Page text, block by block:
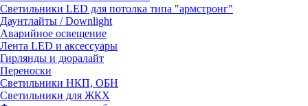
Светильники LED для потолка типа "армстронг"
Даунтлайты / Downlight
Аварийное освещение
Лента LED и аксессуары
Гирлянды и дюралайт
Переноски
Светильники НКП, ОБН
Светильники для ЖКХ